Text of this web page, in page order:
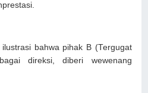
bahwa pihak B (Tergugat
direksi, diberi wewenang